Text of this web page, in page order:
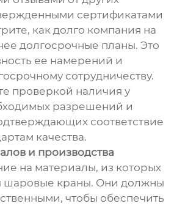
сертификатами
как долго компания на
долгосрочные планы. Это
ее намерений и
сотрудничеству.
проверкой наличия у
разрешений и
соответствие
качества.
и производства
на материалы, из которых
шаровые краны. Они должны
чтобы обеспечить